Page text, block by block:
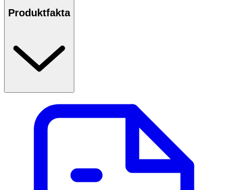
Produktfakta